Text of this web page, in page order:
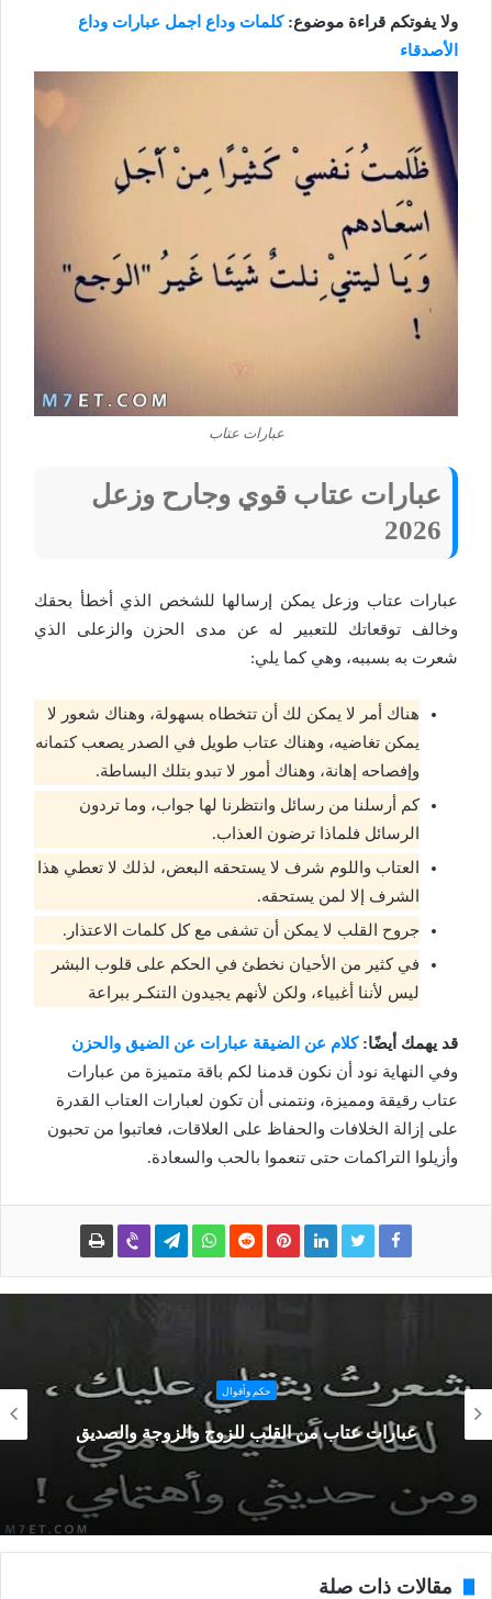
ولا يفوتكم قراءة موضوع:كلمات وداع اجمل عبارات وداع
الأصدقاء
عبارات عتاب
عبارات عتاب قوي وجارح وزعل
2026
عبارات عتاب وزعل يمكن إرسالها للشخص الذي أخطأ بحقك
وخالف توقعاتك للتعبير له عن مدى الحزن والزعلى الذي
شعرت به بسببه، وهي كما يلي:
هناك أمر لا يمكن لك أن تتخطاه بسهولة، وهناك شعور لا
يمكن تغاضيه، وهناك عتاب طويل في الصدر يصعب كتمانه
وإفصاحه إهانة، وهناك أمور لا تبدو بتلك البساطة.
كم أرسلنا من رسائل وانتظرنا لها جواب، وما تردون
الرسائل فلماذا ترضون العذاب.
العتاب واللوم شرف لا يستحقه البعض، لذلك لا تعطي هذا
الشرف إلا لمن يستحقه.
جروح القلب لا يمكن أن تشفى مع كل كلمات الاعتذار.
في كثير من الأحيان نخطئ في الحكم على قلوب البشر
ليس لأننا أغبياء، ولكن لأنهم يجيدون التنكـر ببراعة
قد يهمك أيضًا:كلام عن الضيقة عبارات عن الضيق والحزن
وفي النهاية نود أن نكون قدمنا لكم باقة متميزة من عبارات
عتاب رقيقة ومميزة، ونتمنى أن تكون لعبارات العتاب القدرة
على إزالة الخلافات والحفاظ على العلاقات، فعاتبوا من تحبون
وأزيلوا التراكمات حتى تنعموا بالحب والسعادة.
حكم وأقوال
عبارات عتاب من القلب للزوج والزوجة والصديق
مقالات ذات صلة